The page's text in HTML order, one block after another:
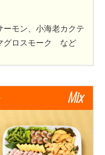
ーモン、小海老カクテ
グロスモーク など
Mix